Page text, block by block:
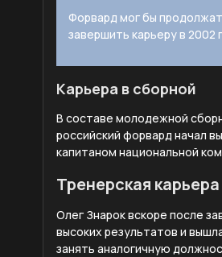
Форвард мог бы
завершить карьеру в 2002
Карьера в сборной
В составе молодежной
российский форвард начал
капитаном национальной
Тренерская
Олег Знарок вскоре после
высоких результатов и
занять аналогичную